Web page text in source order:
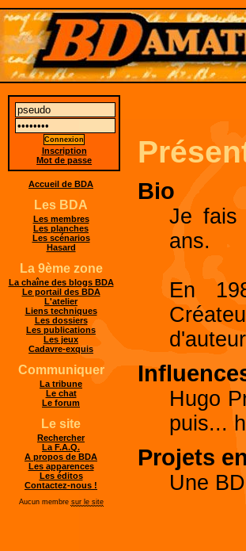
Bio
Je fais
ans.
En
Hugo
puis...
Projets
Une
Inscription
Mot de passe
Accueil de BDA
Les BDA
Les membres
Les planches
Les scénarios
Hasard
La 9ème zone
La chaîne des blogs BDA
Le portail des BDA
L'atelier
Liens techniques
Les dossiers
Les publications
Les jeux
Cadavre-exquis
Communiquer
La tribune
Le chat
Le forum
Le site
Rechercher
La F.A.Q.
A propos de BDA
Les apparences
Les éditos
Contactez-nous !
Aucun membre sur le site